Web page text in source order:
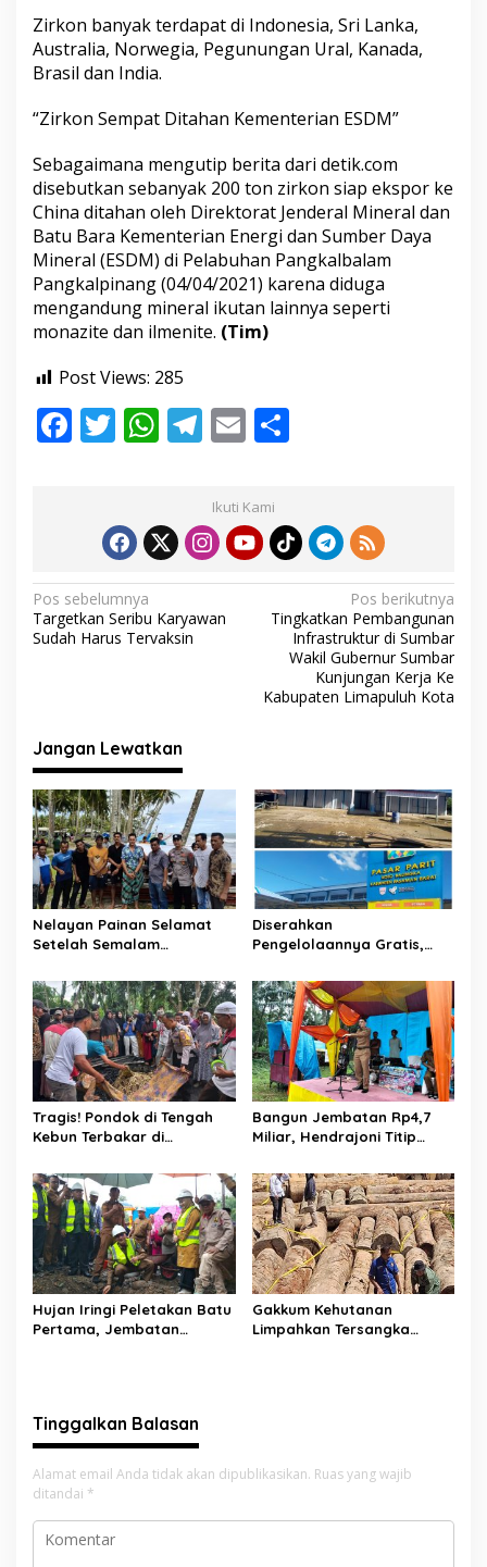
Zirkon banyak terdapat di Indonesia, Sri Lanka,
Australia, Norwegia, Pegunungan Ural, Kanada,
Brasil dan India.
“Zirkon Sempat Ditahan Kementerian ESDM”
Sebagaimana mengutip berita dari detik.com
disebutkan sebanyak 200 ton zirkon siap ekspor ke
China ditahan oleh Direktorat Jenderal Mineral dan
Batu Bara Kementerian Energi dan Sumber Daya
Mineral (ESDM) di Pelabuhan Pangkalbalam
Pangkalpinang (04/04/2021) karena diduga
mengandung mineral ikutan lainnya seperti
monazite dan ilmenite. (Tim)
Post Views: 285
F
o
k
T
er
W
s
A
p
p
T
e
gr
a
m
E
ai
l e
Ikuti Kami
N
a
a
s
i
p
o
s
Pos sebelumnya
Targetkan Seribu Karyawan
Sudah Harus Tervaksin
Pos berikutnya
Tingkatkan Pembangunan
Infrastruktur di Sumbar
Wakil Gubernur Sumbar
Kunjungan Kerja Ke
Kabupaten Limapuluh Kota
Jangan Lewatkan
Nelayan Painan Selamat
Setelah Semalam
Ditemukan Warga Lakitan
Selatan
Diserahkan
Pengelolaannya Gratis,
Malah Diduga Pungut Uang
Kontrak Toko
Tragis! Pondok di Tengah
Kebun Terbakar di
Tewas, Istri Alami Luka
Bakar
Bangun Jembatan Rp4,7
Miliar, Hendrajoni Titip
Tebang Hutan
Sembarangan
Hujan Iringi Peletakan Batu
Pertama, Jembatan
Gakkum Kehutanan
Limpahkan Tersangka
Tinggalkan Balasan
Alamat email Anda tidak akan dipublikasikan. Ruas yang wajib
ditandai *